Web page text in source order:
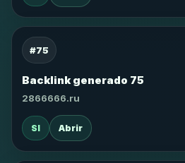
#75
Backlink generado 75
2866666.ru
SI Abrir